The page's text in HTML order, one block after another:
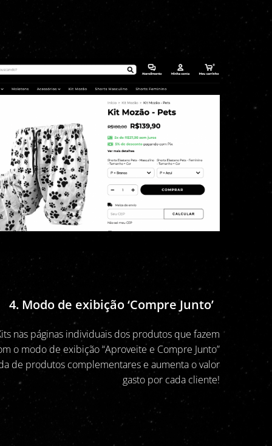
4. Modo de exibição ‘Compre Junto’
nas páginas individuais dos produtos que fazem
o modo de exibição “Aproveite e Compre Junto”
de produtos complementares e aumenta o valor
gasto por cada cliente!